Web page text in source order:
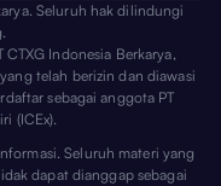
Seluruh hak dilindungi
Indonesia Berkarya,
telah berizin dan diawasi
sebagai anggota PT
(ICEx).
Seluruh materi yang
dapat dianggap sebagai